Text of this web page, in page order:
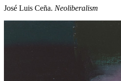
José Luis Ceña. Neoliberalism